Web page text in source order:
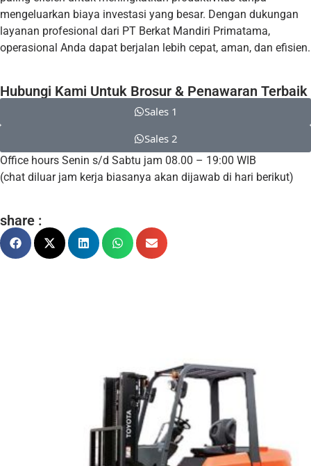
mengeluarkan biaya investasi yang besar. Dengan dukungan
layanan profesional dari PT Berkat Mandiri Primatama,
operasional Anda dapat berjalan lebih cepat, aman, dan efisien.
Hubungi Kami Untuk Brosur & Penawaran Terbaik
Sales 1
Sales 2
Office hours Senin s/d Sabtu jam 08.00 – 19:00 WIB
(chat diluar jam kerja biasanya akan dijawab di hari berikut)
share :